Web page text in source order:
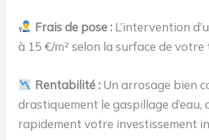
Programmable
et Arrosage à
Frais de pose :L’intervention
à 15 €/m² selon la surface de votre
Rentabilité :Un arrosage bien
drastiquement le gaspillage d’eau,
rapidement votre investissement